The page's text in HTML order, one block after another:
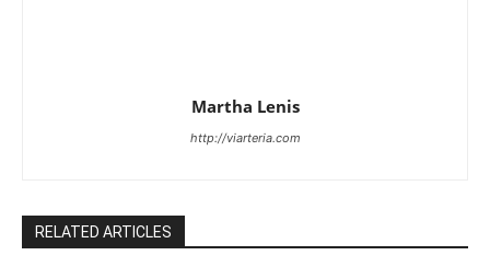
Martha Lenis
http://viarteria.com
RELATED ARTICLES